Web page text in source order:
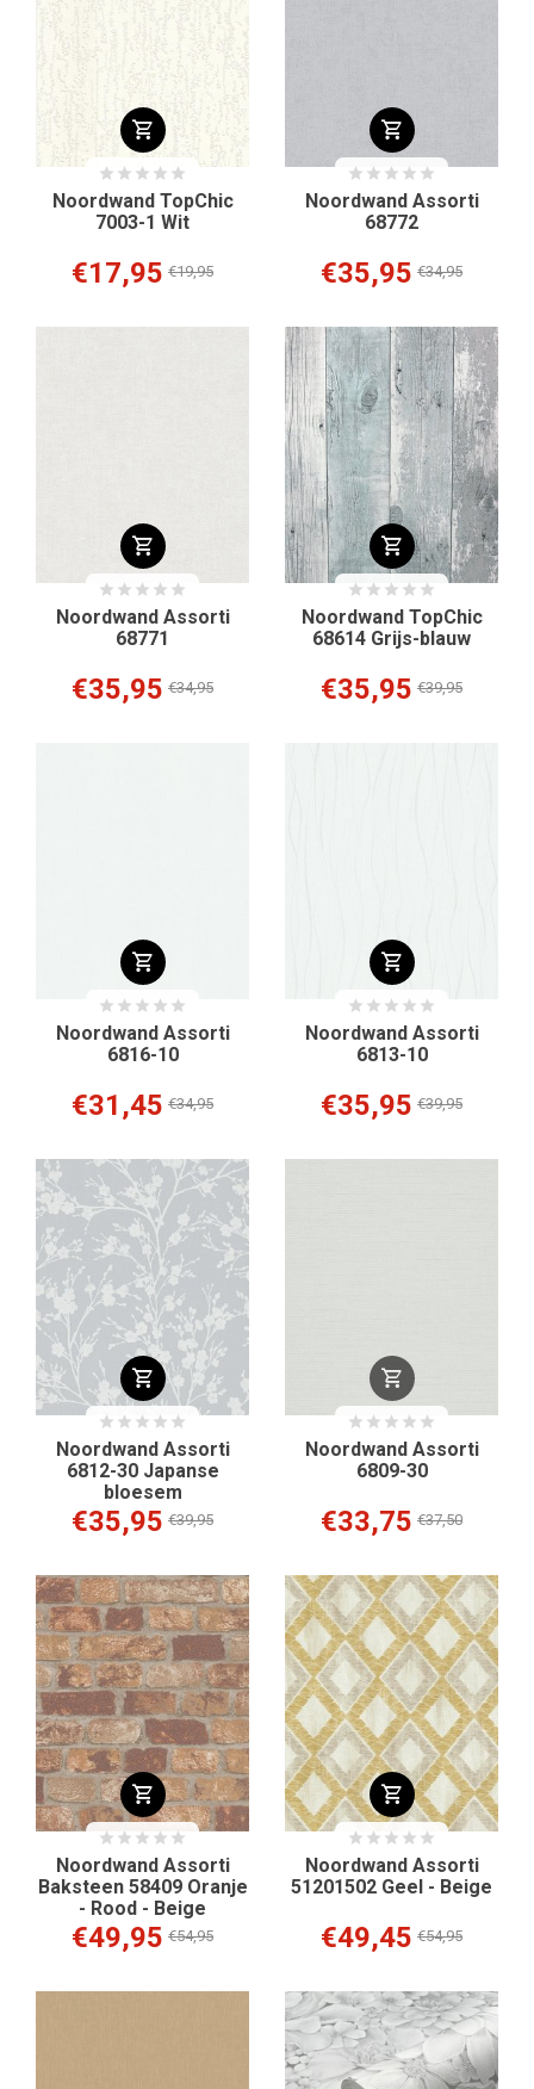
Noordwand TopChic
7003-1 Wit
€17,95 €19,95
Noordwand Assorti
68772
€35,95 €34,95
Noordwand Assorti
68771
€35,95 €34,95
Noordwand TopChic
68614 Grijs-blauw
€35,95 €39,95
Noordwand Assorti
6816-10
€31,45 €34,95
Noordwand Assorti
6813-10
€35,95 €39,95
Noordwand Assorti
6812-30 Japanse
bloesem
€35,95 €39,95
Noordwand Assorti
6809-30
€33,75 €37,50
Noordwand Assorti
Baksteen 58409 Oranje
- Rood - Beige
€49,95 €54,95
Noordwand Assorti
51201502 Geel - Beige
€49,45 €54,95